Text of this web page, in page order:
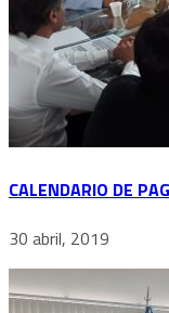
CALENDARIO DE
30 abril, 2019